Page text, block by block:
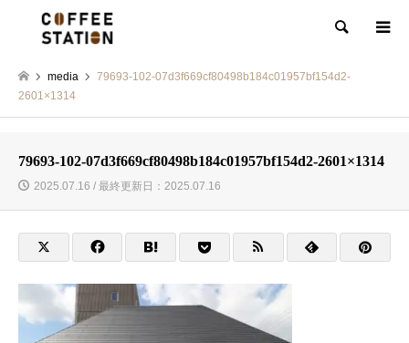
検索
media
79693-102-07d3f669cf80498b184c01957bf154d2-
2601×1314
79693-102-07d3f669cf80498b184c01957bf154d2-2601×1314
2025.07.16 / 最終更新日：2025.07.16